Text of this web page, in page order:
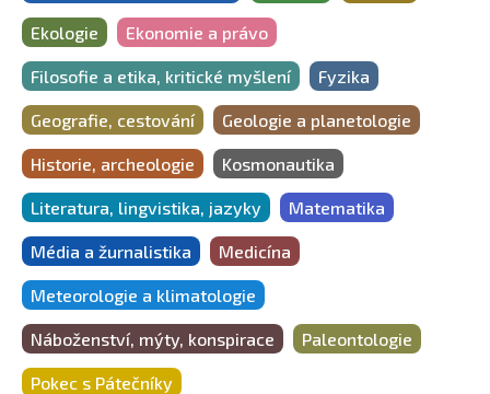
Ekologie Ekonomie a právo
Filosofie a etika, kritické myšlení Fyzika
Geografie, cestování Geologie a planetologie
Historie, archeologie Kosmonautika
Literatura, lingvistika, jazyky Matematika
Média a žurnalistika Medicína
Meteorologie a klimatologie
Náboženství, mýty, konspirace Paleontologie
Pokec s Pátečníky